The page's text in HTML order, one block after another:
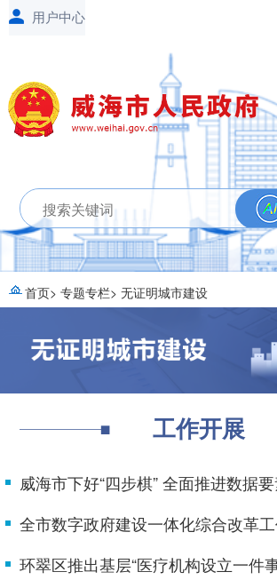
首页> 专题专栏> 无证明城市建设
工作开展
威海市下好“四步棋” 全面推进数据要素
全市数字政府建设一体化综合改革
环翠区推出基层“医疗机构设立一件